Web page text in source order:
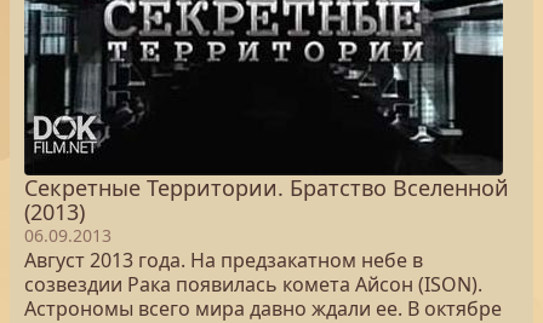
Секретные Территории. Братство Вселенной
(2013)
06.09.2013
Август 2013 года. На предзакатном небе в
созвездии Рака появилась комета Айсон (ISON).
Астрономы всего мира давно ждали ее. В октябре